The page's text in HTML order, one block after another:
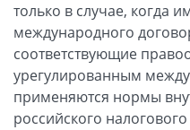
только в случае, когда
международного
соответствующие
урегулированным
применяются нормы
российского